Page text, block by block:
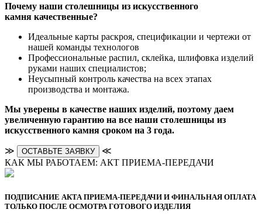
Почему наши столешницы из искусственного
камня качественные?
Идеальные карты раскроя, спецификации и чертежи от
нашей команды технологов
Профессиональные распил, склейка, шлифовка изделий
руками наших специалистов;
Неусыпный контроль качества на всех этапах
производства и монтажа.
Мы уверены в качестве наших изделий, поэтому даем
увеличенную гарантию на все наши столешницы из
искусственного камня сроком на 3 года.
≫ ОСТАВЬТЕ ЗАЯВКУ
≪
КАК МЫ РАБОТАЕМ: АКТ ПРИЕМА-ПЕРЕДАЧИ
ПОДПИСАНИЕ АКТА ПРИЕМА-ПЕРЕДАЧИ И ФИНАЛЬНАЯ ОПЛАТА
ТОЛЬКО ПОСЛЕ ОСМОТРА ГОТОВОГО ИЗДЕЛИЯ